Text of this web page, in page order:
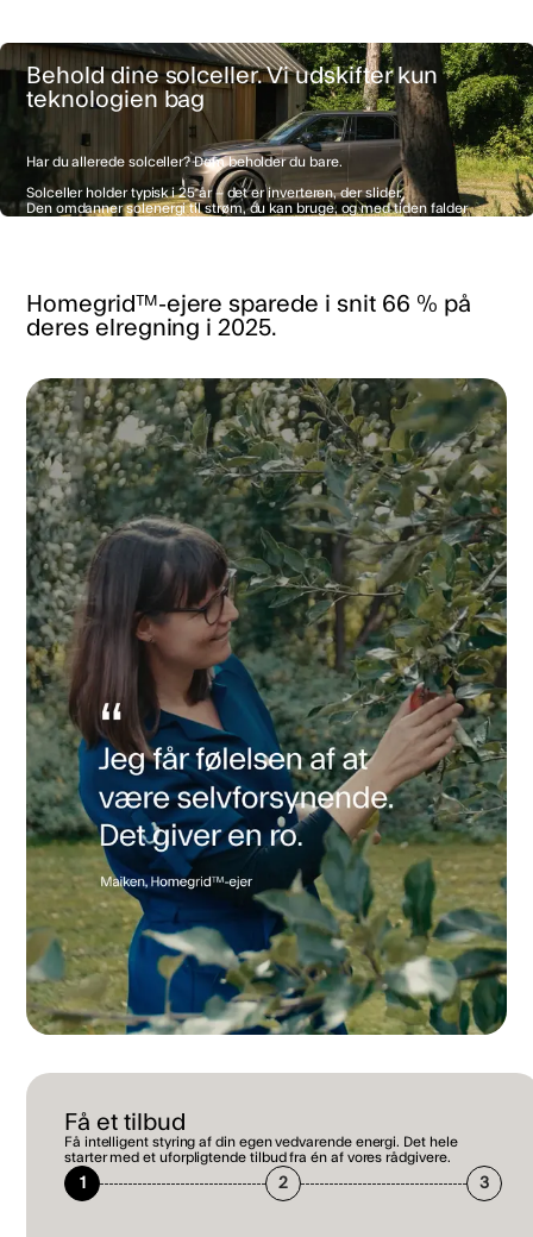
Behold dine solceller. Vi udskifter kun
teknologien bag
Har du allerede solceller? Dem beholder du bare.
Solceller holder typisk i 25 år – det er inverteren, der slider.
Den omdanner solenergi til strøm, du kan bruge, og med tiden falder
Homegrid™-ejere sparede i snit 66 % på
deres elregning i 2025.
Få et tilbud
Få intelligent styring af din egen vedvarende energi. Det hele
starter med et uforpligtende tilbud fra én af vores rådgivere.
1 2 3